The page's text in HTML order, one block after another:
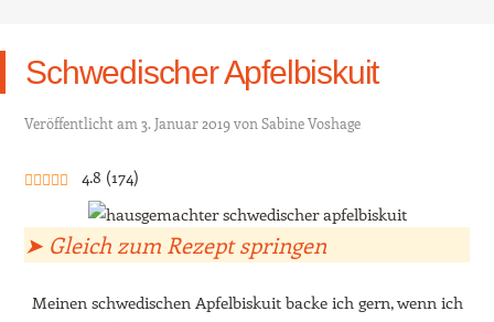
Schwedischer Apfelbiskuit
Veröffentlicht am 3. Januar 2019von Sabine Voshage
4.8 (174)
➤ Gleich zum Rezept springen
Meinen schwedischen Apfelbiskuit backe ich gern, wenn ich